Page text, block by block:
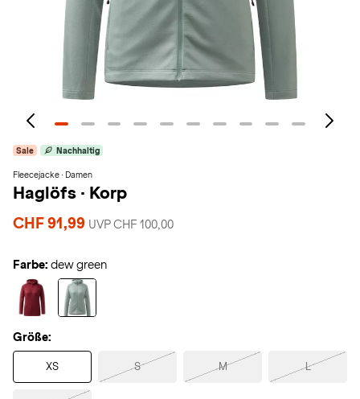
Sale Nachhaltig
Fleecejacke · Damen
Haglöfs · Korp
CHF 91,99 UVP CHF 100,00
Farbe: dew green
Größe:
XS S M L